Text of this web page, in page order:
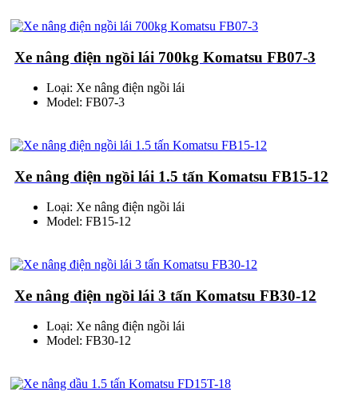
Xe nâng điện ngồi lái 700kg Komatsu FB07-3
Loại: Xe nâng điện ngồi lái
Model: FB07-3
Xe nâng điện ngồi lái 1.5 tấn Komatsu FB15-12
Loại: Xe nâng điện ngồi lái
Model: FB15-12
Xe nâng điện ngồi lái 3 tấn Komatsu FB30-12
Loại: Xe nâng điện ngồi lái
Model: FB30-12